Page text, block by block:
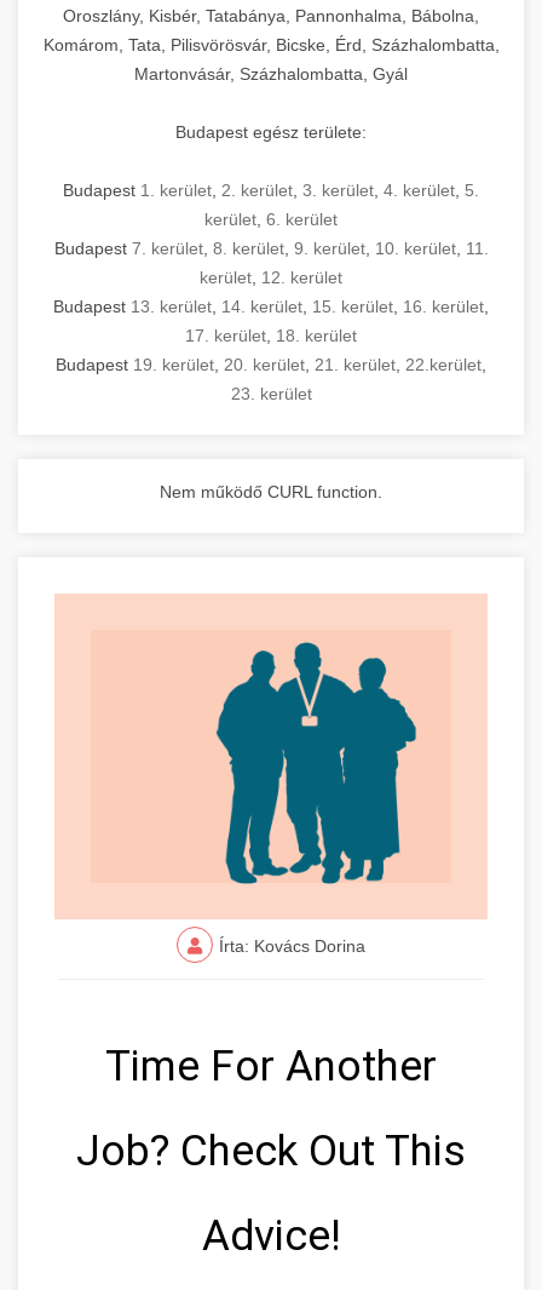
Oroszlány, Kisbér, Tatabánya, Pannonhalma, Bábolna,
Komárom, Tata, Pilisvörösvár, Bicske, Érd, Százhalombatta,
Martonvásár, Százhalombatta, Gyál
Budapest egész területe:
Budapest 1. kerület 2. kerület 3. kerület 4. kerület 5.
kerület 6. kerület
Budapest 7. kerület, 8. kerület, 9. kerület, 10. kerület, 11.
kerület 12. kerület
Budapest 13. kerület 14. kerület 15. kerület 16. kerület
17. kerület 18. kerület
Budapest 19. kerület 20. kerület 21. kerület 22.kerület
23. kerület
Nem működő CURL function.
Írta: Kovács Dorina
Time For Another
Job? Check Out This
Advice!